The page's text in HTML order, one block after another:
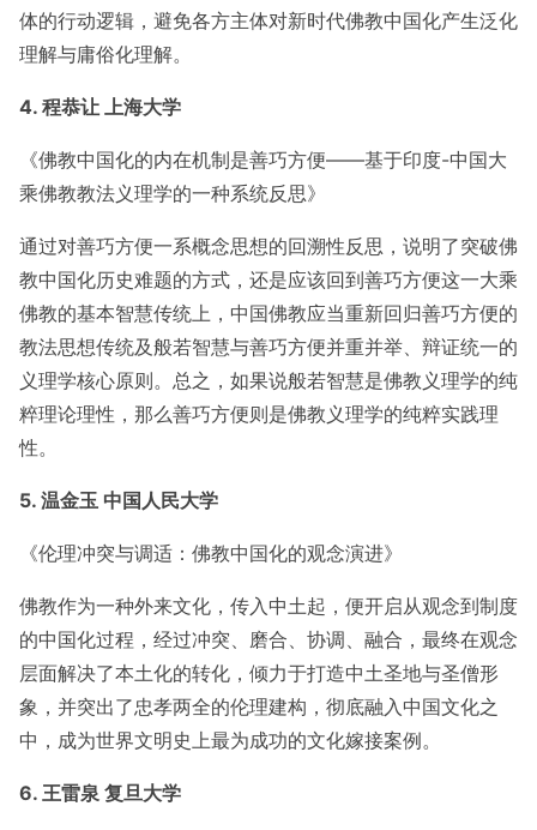
体的行动逻辑，避免各方主体对新时代佛教中国化产生泛化
理解与庸俗化理解。
4. 程恭让 上海大学
《佛教中国化的内在机制是善巧方便——基于印度-中国大
乘佛教教法义理学的一种系统反思》
通过对善巧方便一系概念思想的回溯性反思，说明了突破佛
教中国化历史难题的方式，还是应该回到善巧方便这一大乘
佛教的基本智慧传统上，中国佛教应当重新回归善巧方便的
教法思想传统及般若智慧与善巧方便并重并举、辩证统一的
义理学核心原则。总之，如果说般若智慧是佛教义理学的纯
粹理论理性，那么善巧方便则是佛教义理学的纯粹实践理
性。
5. 温金玉 中国人民大学
《伦理冲突与调适：佛教中国化的观念演进》
佛教作为一种外来文化，传入中土起，便开启从观念到制度
的中国化过程，经过冲突、磨合、协调、融合，最终在观念
层面解决了本土化的转化，倾力于打造中土圣地与圣僧形
象，并突出了忠孝两全的伦理建构，彻底融入中国文化之
中，成为世界文明史上最为成功的文化嫁接案例。
6. 王雷泉 复旦大学